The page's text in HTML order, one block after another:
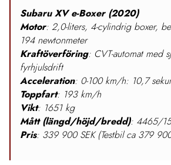
Subaru XV e-Boxer (2020)
Motor: 2,0-liters, 4-cylindrig boxer,
194 newtonmeter
Kraftöverföring: CVT-automat med
fyrhjulsdrift
Acceleration: 0-100 km/h: 10,7
Toppfart: 193 km/h
Vikt: 1651 kg
Mått (längd/höjd/bredd): 4465/
Pris: 339 900 SEK (Testbil ca 379